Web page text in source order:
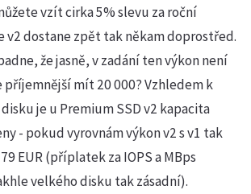
vzít cirka 5% slevu za roční
v2 dostane zpět tak někam doprostřed.
že jasně, v zadání ten výkon není
příjemnější mít 20 000? Vzhledem k
je u Premium SSD v2 kapacita
- pokud vyrovnám výkon v2 s v1 tak
EUR (příplatek za IOPS a MBps
velkého disku tak zásadní).